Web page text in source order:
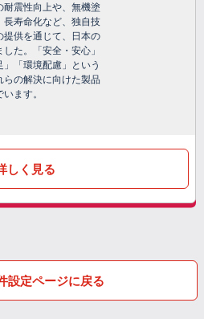
耐震性向上や、無機塗
長寿命化など、独自技
提供を通じて、日本の
た。「安全・安心」
」「環境配慮」という
らの解決に向けた製品
ます。
しく見る
設定ページに戻る